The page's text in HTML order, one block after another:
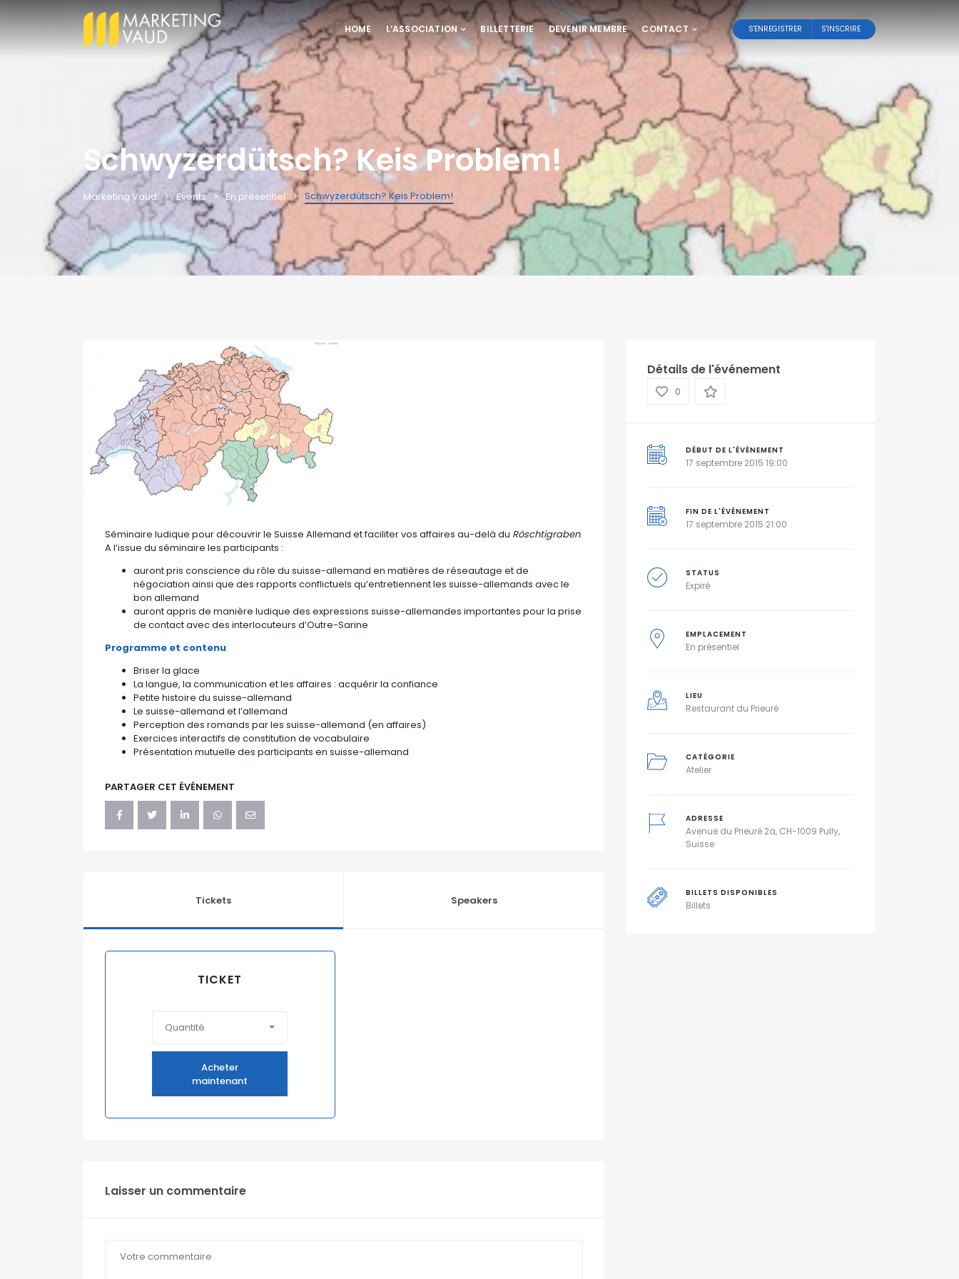
HOME L’ASSOCIATION BILLETTERIE DEVENIR MEMBRE CONTACT S'ENREGISTRER S'INSCRIRE
Schwyzerdütsch? Keis Problem!
Marketing Vaud Events En présentiel Schwyzerdütsch? Keis Problem!
Séminaire ludique pour découvrir le Suisse Allemand et faciliter vos affaires au-delà du Röschtigraben.
A l’issue du séminaire les participants :
auront pris conscience du rôle du suisse-allemand en matières de réseautage et de
négociation ainsi que des rapports conflictuels qu’entretiennent les suisse-allemands avec le
bon allemand
auront appris de manière ludique des expressions suisse-allemandes importantes pour la prise
de contact avec des interlocuteurs d’Outre-Sarine
Programme et contenu
Briser la glace
La langue, la communication et les affaires : acquérir la confiance
Petite histoire du suisse-allemand
Le suisse-allemand et l’allemand
Perception des romands par les suisse-allemand (en affaires)
Exercices interactifs de constitution de vocabulaire
Présentation mutuelle des participants en suisse-allemand
PARTAGER CET ÉVÉNEMENT
Tickets Speakers
TICKET
Quantité
Acheter
maintenant
Laisser un commentaire
Détails de l'événement
0
DÉBUT DE L'ÉVÉNEMENT
17 septembre 2015 19:00
FIN DE L'ÉVÉNEMENT
17 septembre 2015 21:00
STATUS
Expiré
EMPLACEMENT
En présentiel
LIEU
Restaurant du Prieuré
CATÉGORIE
Atelier
ADRESSE
Avenue du Prieuré 2a, CH-1009 Pully,
Suisse
BILLETS DISPONIBLES
Billets